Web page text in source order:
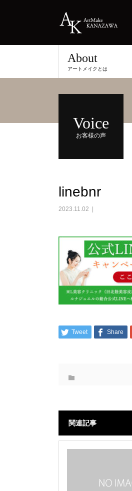
About
アートメイクとは
Voice
お客様の声
linebnr
2023.11.02
Tweet Share
関連記事